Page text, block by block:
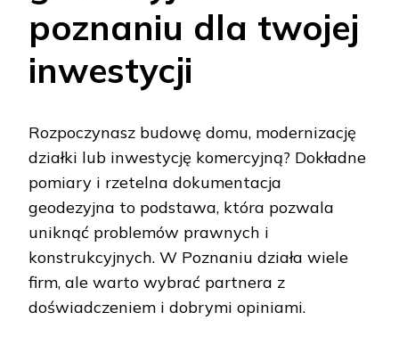
poznaniu dla twojej
inwestycji
Rozpoczynasz budowę domu, modernizację
działki lub inwestycję komercyjną? Dokładne
pomiary i rzetelna dokumentacja
geodezyjna to podstawa, która pozwala
uniknąć problemów prawnych i
konstrukcyjnych. W Poznaniu działa wiele
firm, ale warto wybrać partnera z
doświadczeniem i dobrymi opiniami.